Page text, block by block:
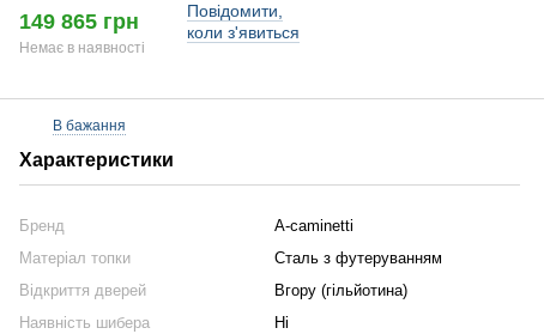
149 865 грн
Немає в наявності
Повідомити,
коли з'явиться
В бажання
Характеристики
Бренд
A-caminetti
Матеріал топки
Сталь з футеруванням
Відкриття дверей
Вгору (гільйотина)
Наявність шибера
Ні